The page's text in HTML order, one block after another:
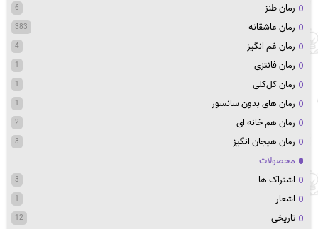
رمان طنز 6
رمان عاشقانه 383
رمان غم انگیز 4
رمان فانتزی 1
رمان کل‌کلی 1
رمان های بدون سانسور 1
رمان هم خانه ای 2
رمان هیجان انگیز 3
محصولات
اشتراک ها
3
اشعار 1
تاریخی 12